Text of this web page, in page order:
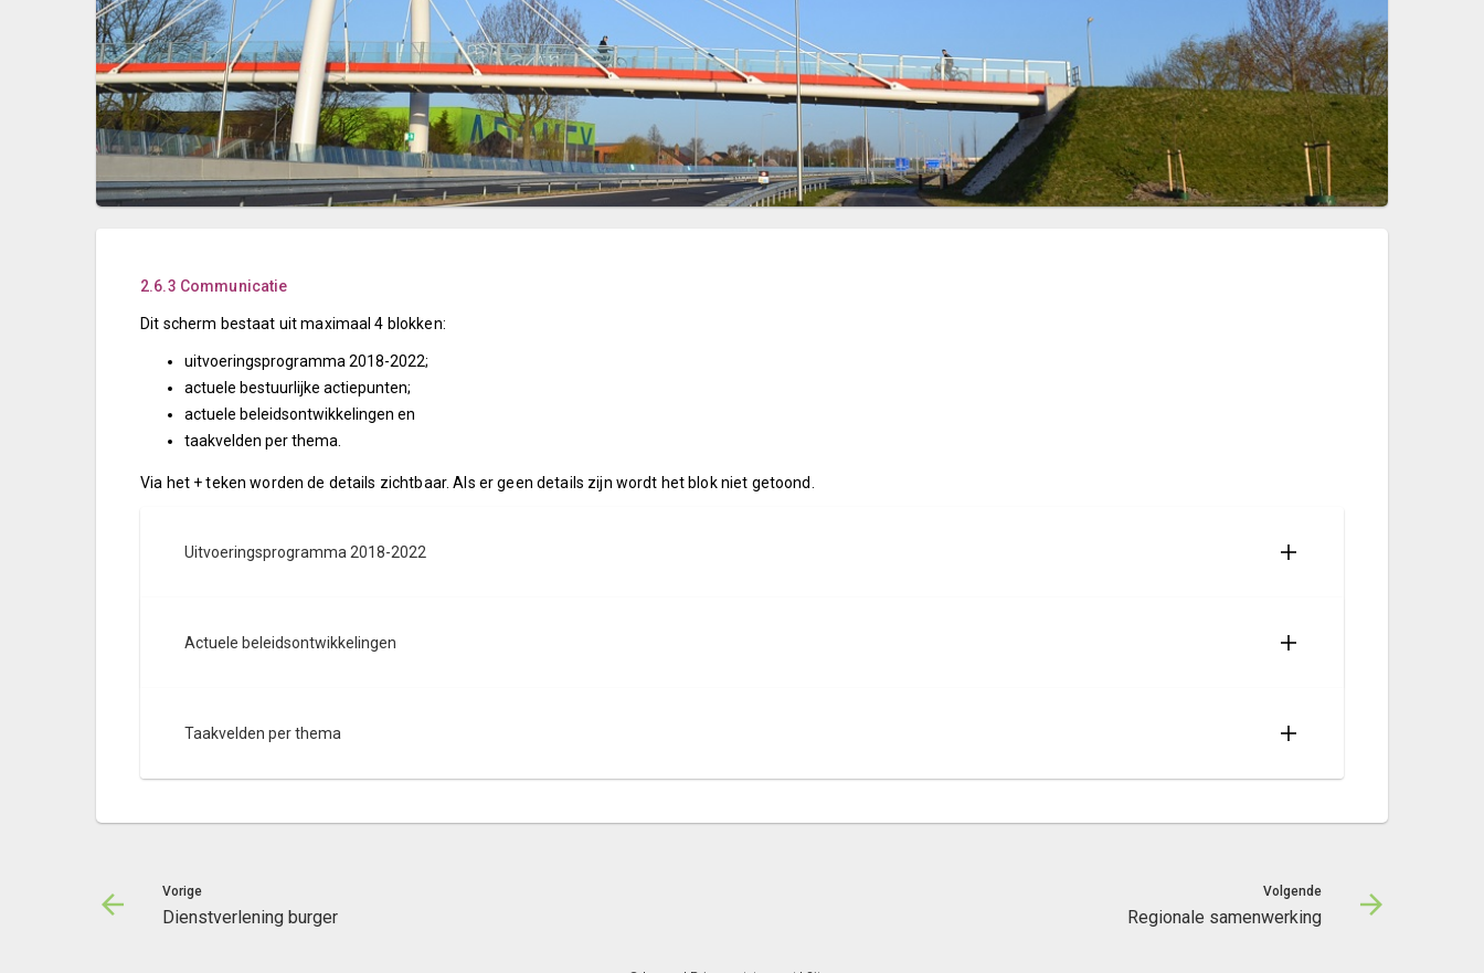
2.6.3 Communicatie
Dit scherm bestaat uit maximaal 4 blokken:
uitvoeringsprogramma 2018-2022;
actuele bestuurlijke actiepunten;
actuele beleidsontwikkelingen en
taakvelden per thema.
Via het + teken worden de details zichtbaar. Als er geen details zijn wordt het blok niet getoond.
Uitvoeringsprogramma 2018-2022
Actuele beleidsontwikkelingen
Taakvelden per thema
Vorige
Dienstverlening burger
Volgende
Regionale samenwerking